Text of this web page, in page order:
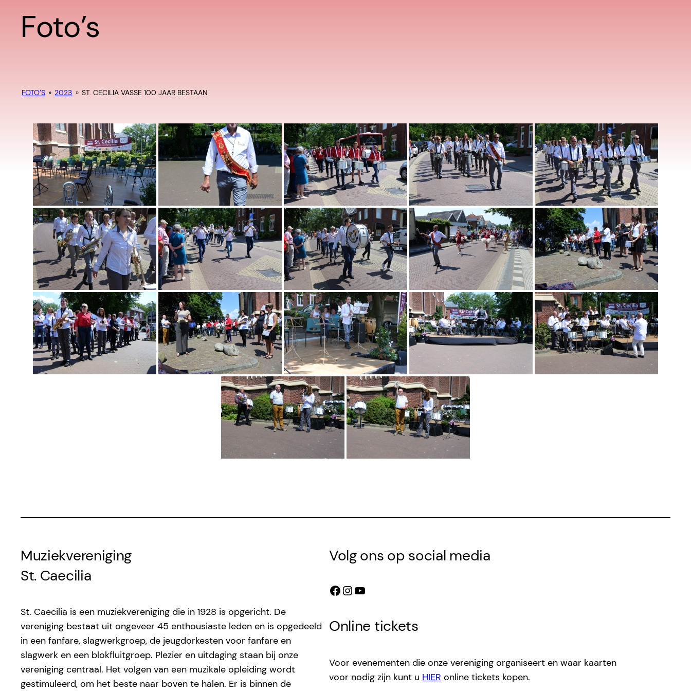
Foto’s
FOTO’S » 2023 » ST. CECILIA VASSE 100 JAAR BESTAAN
Muziekvereniging
St. Caecilia
St. Caecilia is een muziekvereniging die in 1928 is opgericht. De
vereniging bestaat uit ongeveer 45 enthousiaste leden en is opgedeeld
in een fanfare, slagwerkgroep, de jeugdorkesten voor fanfare en
slagwerk en een blokfluitgroep. Plezier en uitdaging staan bij onze
vereniging centraal. Het volgen van een muzikale opleiding wordt
gestimuleerd, om het beste naar boven te halen. Er is binnen de
Volg ons op social media
Facebook InstagramYouTube
Online tickets
Voor evenementen die onze vereniging organiseert en waar kaarten
voor nodig zijn kunt u HIER online tickets kopen.